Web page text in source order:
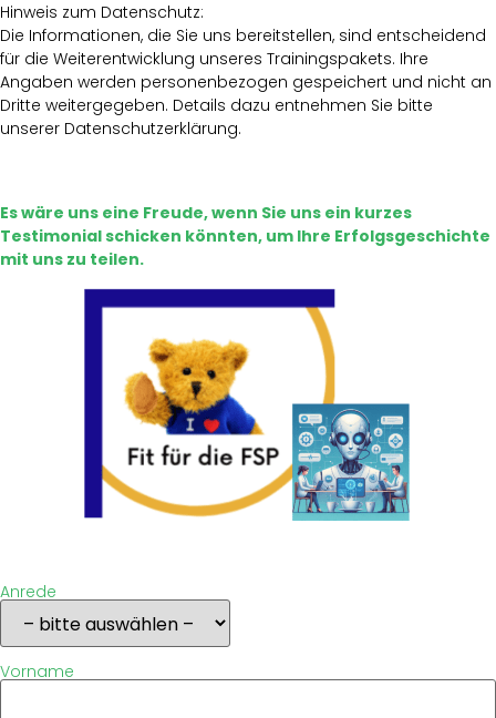
Hinweis zum Datenschutz:
Die Informationen, die Sie uns bereitstellen, sind entscheidend
für die Weiterentwicklung unseres Trainingspakets. Ihre
Angaben werden personenbezogen gespeichert und nicht an
Dritte weitergegeben. Details dazu entnehmen Sie bitte
unserer Datenschutzerklärung.
Es wäre uns eine Freude, wenn Sie uns ein kurzes
Testimonial schicken könnten, um Ihre Erfolgsgeschichte
mit uns zu teilen.
Anrede
Vorname